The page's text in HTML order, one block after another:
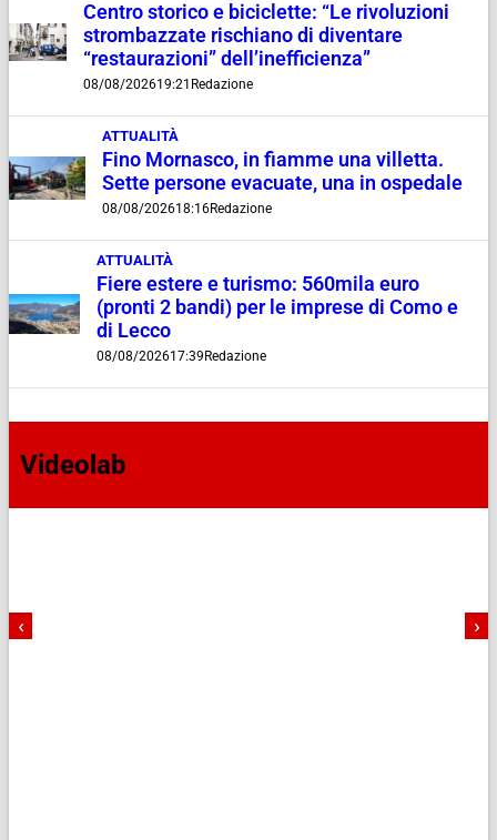
Centro storico e biciclette: “Le rivoluzioni
strombazzate rischiano di diventare
“restaurazioni” dell’inefficienza”
08/08/202619:21 Redazione
ATTUALITÀ
Fino Mornasco, in fiamme una villetta.
Sette persone evacuate, una in ospedale
08/08/202618:16Redazione
ATTUALITÀ
Fiere estere e turismo: 560mila euro
(pronti 2 bandi) per le imprese di Como e
di Lecco
08/08/202617:39 Redazione
Videolab
‹ ›